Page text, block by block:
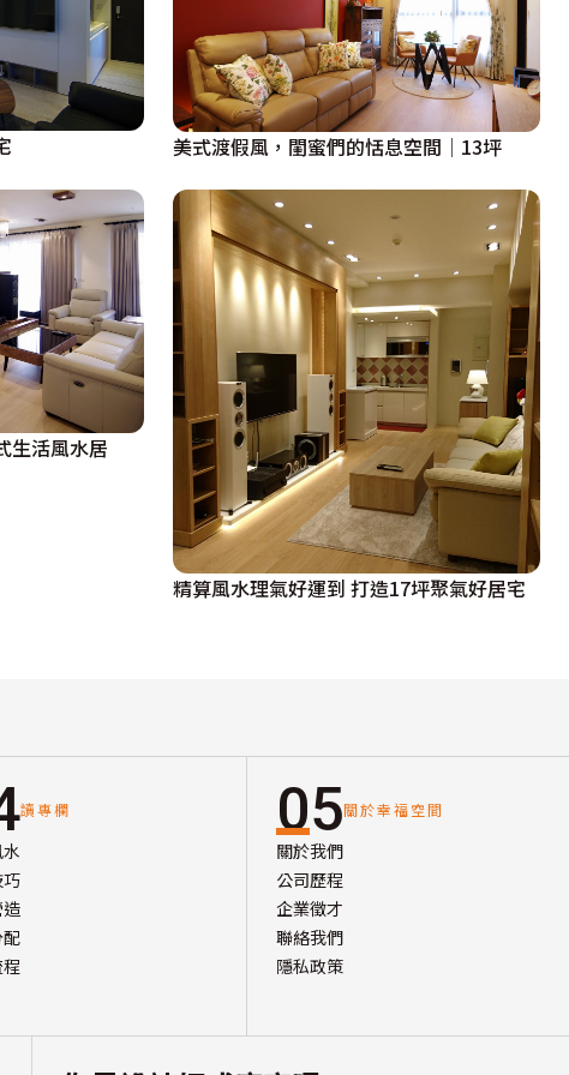
美式渡假風，閨蜜們的恬息空間│13坪
生活風水居
精算風水理氣好運到 打造17坪聚氣好居宅
讀專欄 05關於幸福空間
關於我們
公司歷程
企業徵才
聯絡我們
隱私政策